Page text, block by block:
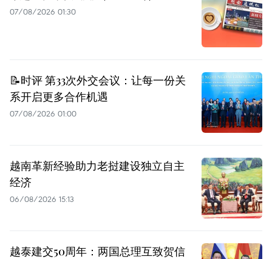
07/08/2026 01:30
📝时评 第33次外交会议：让每一份关
系开启更多合作机遇
07/08/2026 01:00
越南革新经验助力老挝建设独立自主
经济
06/08/2026 15:13
越泰建交50周年：两国总理互致贺信